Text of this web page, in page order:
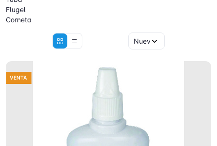
Flugel
Corneta
VENTA